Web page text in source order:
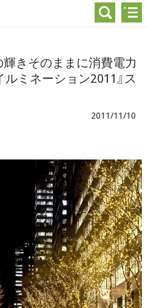
きそのままに消費電力
ルミネーション2011』ス
2011/11/10